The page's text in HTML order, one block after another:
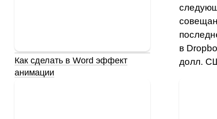
в
долл.
Как сделать в Word эффект
анимации